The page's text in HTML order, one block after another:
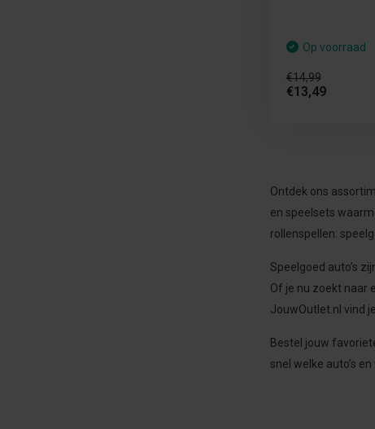
Op voorraad
€14,99
€13,49
Ontdek ons
en speelsets
rollenspellen:
Speelgoed auto’s
Of je nu zoekt naar
JouwOutlet.nl vind
Bestel jouw
snel welke auto’s